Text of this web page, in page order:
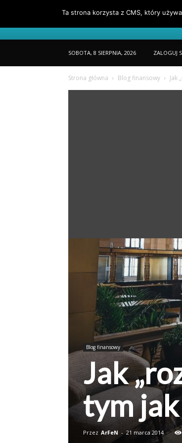
O Mnie Jak
SOBOTA, 8 SIERPNIA, 2026 ZALOGUJ
Strona główna Blog finansowy Jak
Blog finansowy
Jak
tym
Przez ArFeN - 21 marca 2014
Ta strona korzysta z CMS, który